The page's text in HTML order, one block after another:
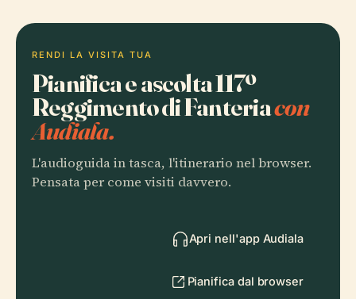
RENDI LA VISITA TUA
Pianifica e ascolta 117º
Reggimento di Fanteriacon
Audiala.
L'audioguida in tasca, l'itinerario nel browser.
Pensata per come visiti davvero.
Apri nell'app Audiala
Pianifica dal browser